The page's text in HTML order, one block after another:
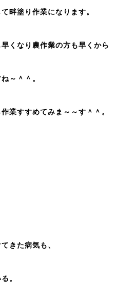
畔塗り作業になります。
くなり農作業の方も早くから
～＾＾。
業すすめてみま～～す＾＾。
きた病気も、
。